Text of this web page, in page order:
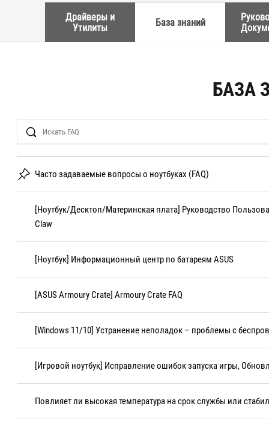
Драйверы и
Утилиты
База знаний
БАЗА
Search
Часто задаваемые вопросы о ноутбуках (FAQ)
[Ноутбук/Десктоп/Материнская плата] Руководство
Claw
[Ноутбук] Информационный центр по батареям ASUS
[ASUS Armoury Crate] Armoury Crate FAQ
[Windows 11/10] Устранение неполадок – проблемы с
[Игровой ноутбук] Исправление ошибок запуска игры,
Повлияет ли высокая температура на срок службы или